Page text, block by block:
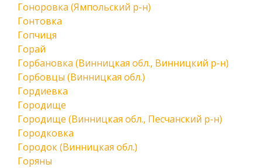
Гоноровка (Ямпольский р-н)
Гонтовка
Гопчиця
Горай
Горбановка (Винницкая обл., Винницкий р-н)
Горбовцы (Винницкая обл.)
Гордиевка
Городище
Городище (Винницкая обл., Песчанский р-н)
Городковка
Городок (Винницкая обл.)
Горяны